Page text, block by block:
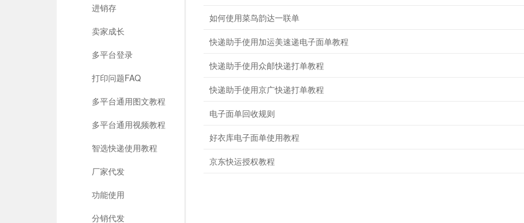
进销存
卖家成长
多平台登录
打印问题FAQ
多平台通用图文教程
多平台通用视频教程
智选快递使用教程
厂家代发
功能使用
分销代发
如何使用菜鸟韵达一联单
快递助手使用加运美速递电子面单教程
快递助手使用众邮快递打单教程
快递助手使用京广快递打单教程
电子面单回收规则
好衣库电子面单使用教程
京东快运授权教程